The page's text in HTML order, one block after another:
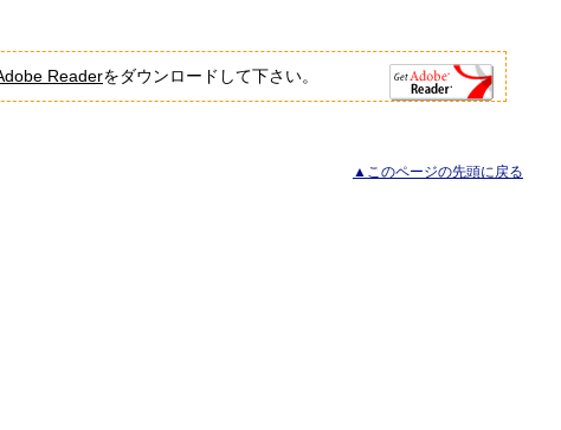
Readerをダウンロードして下さい。
▲このページの先頭に戻る